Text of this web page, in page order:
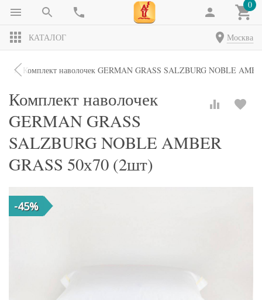
0
КАТАЛОГ Москва
Комплект наволочек GERMAN GRASS SALZBURG NOBLE
Комплект наволочек
GERMAN GRASS
SALZBURG NOBLE AMBER
GRASS 50х70 (2шт)
-45%